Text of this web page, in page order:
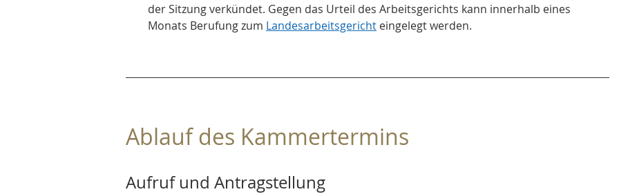
der Sitzung verkündet. Gegen das Urteil des Arbeitsgerichts kann innerhalb eines
Monats Berufung zum Landesarbeitsgericht eingelegt werden.
Ablauf des Kammertermins
Aufruf und Antragstellung